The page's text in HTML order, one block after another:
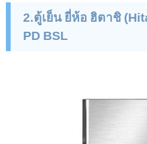
2.ตู้เย็น ยี่ห้อ ฮิตาชิ (
PD BSL